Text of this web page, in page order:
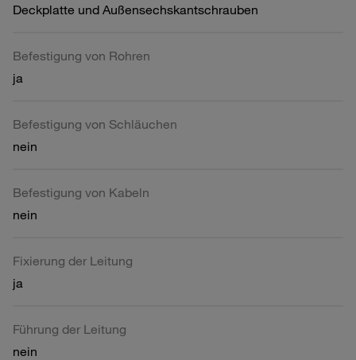
Deckplatte und Außensechskantschrauben
Befestigung von Rohren
ja
Befestigung von Schläuchen
nein
Befestigung von Kabeln
nein
Fixierung der Leitung
ja
Führung der Leitung
nein